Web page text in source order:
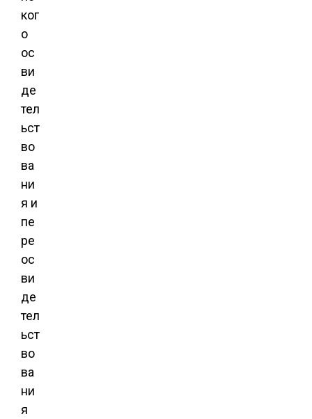
ког
о
ос
ви
де
тел
ьст
во
ва
ни
я и
пе
ре
ос
ви
де
тел
ьст
во
ва
ни
я